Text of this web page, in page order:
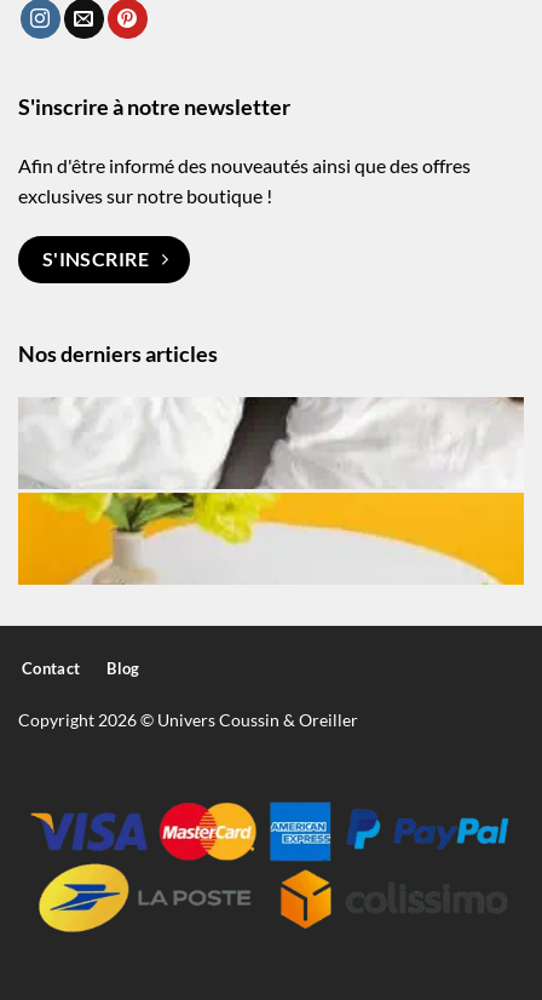
Nos derniers articles
S'inscrire à notre newsletter
Afin d'être informé des nouveautés ainsi que des offres
exclusives sur notre boutique !
S'INSCRIRE
Contact Blog
Copyright 2026 © Univers Coussin & Oreiller